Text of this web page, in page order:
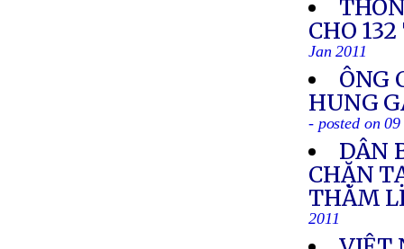
CHO
Jan 2011
ÔNG
HUNG
- posted on
DÂN
CHẶN
THĂM
2011